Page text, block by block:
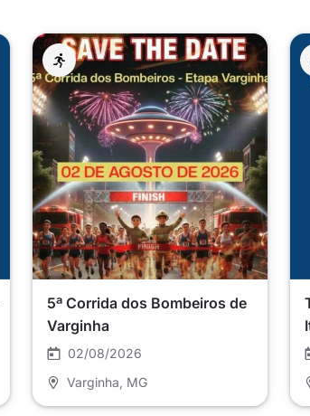
5ª Corrida dos Bombeiros de
Varginha
02/08/2026
Varginha , MG